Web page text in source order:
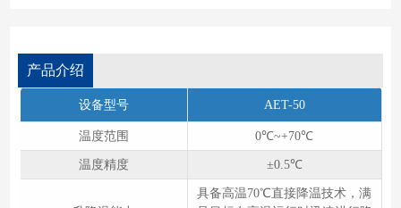
产品介绍
设备型号 AET-50
温度范围 0℃~+70℃
温度精度 ±0.5℃
具备⾼温70℃直接降温技术，满